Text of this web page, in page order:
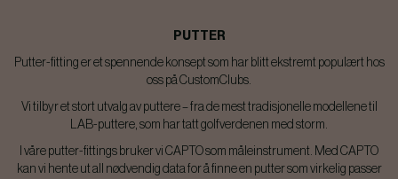
PUTTER
Putter-fitting er et spennende konsept som har blitt ekstremt populært hos
oss på CustomClubs.
Vi tilbyr et stort utvalg av puttere – fra de mest tradisjonelle modellene til
LAB-puttere, som har tatt golfverdenen med storm.
I våre putter-fittings bruker vi CAPTO som måleinstrument. Med CAPTO
kan vi hente ut all nødvendig data for å finne en putter som virkelig passer